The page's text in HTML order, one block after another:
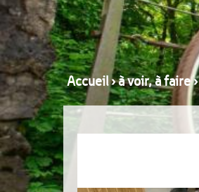
Accueil›à voir, à faire›